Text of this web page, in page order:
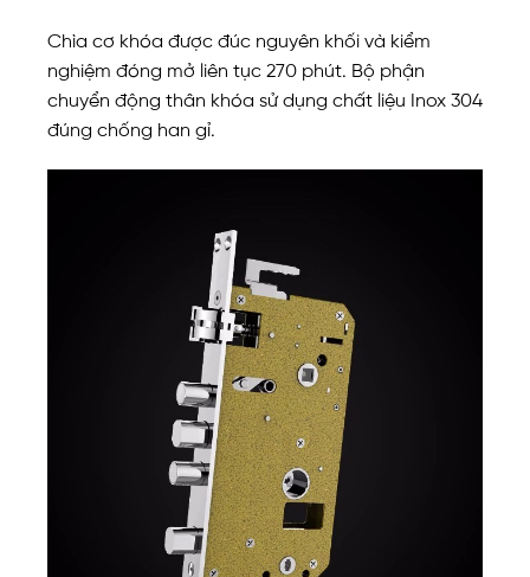
Chìa cơ khóa được đúc nguyên khối và kiểm
nghiệm đóng mở liên tục 270 phút. Bộ phận
chuyển động thân khóa sử dụng chất liệu Inox 304
đúng chống han gỉ.